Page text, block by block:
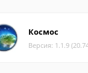
Космос
Версия: 1.1.9